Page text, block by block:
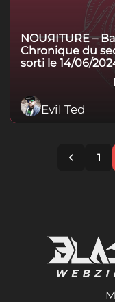
NOUЯITURE –
Chronique du
sorti le 14/06/
Evil Ted
1